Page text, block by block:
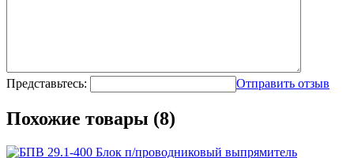
Представьтесь: Отправить отзыв
Похожие товары (8)